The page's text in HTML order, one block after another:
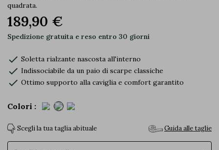
quadrata.
189,90 €
Spedizione gratuita e reso entro 30 giorni
check Soletta rialzante nascosta all'interno
check Indissociabile da un paio di scarpe classiche
check Ottimo supporto alla caviglia e comfort garantito
Colori :
Scegli la tua taglia abituale Guida alle taglie
Taglia